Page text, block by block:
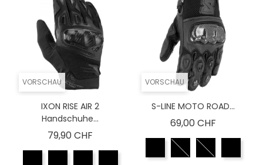
L-(10) 3XL-(13)
M-(9) 2XL-(12)
VORSCHAU
IXON RISE AIR 2
Handschuhe...
79,90 CHF
VORSCHAU
S-LINE MOTO ROAD...
69,00 CHFPreis